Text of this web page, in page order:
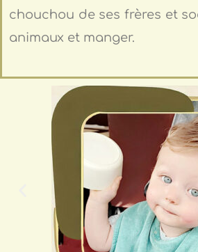
chouchou de ses frères et
animaux et manger.